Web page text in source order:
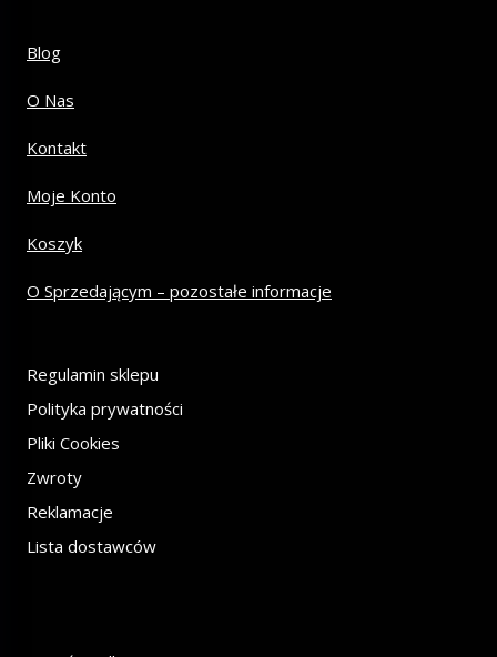
Blog
O Nas
Kontakt
Moje Konto
Koszyk
O Sprzedającym – pozostałe informacje
Regulamin sklepu
Polityka prywatności
Pliki Cookies
Zwroty
Reklamacje
Lista dostawców